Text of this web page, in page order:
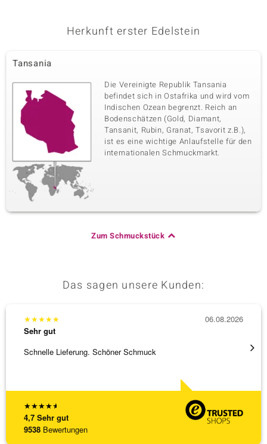
Herkunft erster Edelstein
Tansania
Die Vereinigte Republik Tansania
befindet sich in Ostafrika und wird vom
Indischen Ozean begrenzt. Reich an
Bodenschätzen (Gold, Diamant,
Tansanit, Rubin, Granat, Tsavorit z.B.),
ist es eine wichtige Anlaufstelle für den
internationalen Schmuckmarkt.
Zum Schmuckstück
Das sagen unsere Kunden:
★★★★★
4,7 Sehr gut
9538 Bewertungen
★★★★★
Sehr gut
Schnelle Lieferung. Schöner Schmuck
06.08.2026
Top